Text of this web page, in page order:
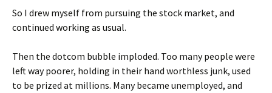
So I drew myself from pursuing the stock market, and
continued working as usual.
Then the dotcom bubble imploded. Too many people were
left way poorer, holding in their hand worthless junk, used
to be prized at millions. Many became unemployed, and